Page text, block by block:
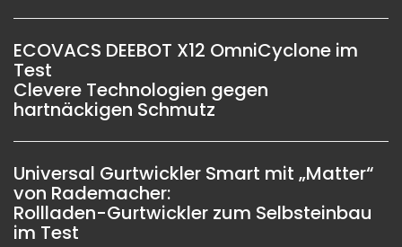
ECOVACS DEEBOT X12 OmniCyclone im
Test
Clevere Technologien gegen
hartnäckigen Schmutz
Universal Gurtwickler Smart mit „Matter“
von Rademacher:
Rollladen-Gurtwickler zum Selbsteinbau
im Test